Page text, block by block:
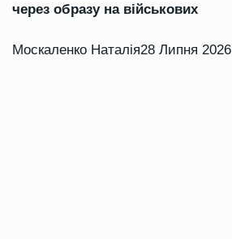
через образу на військових
Москаленко Наталія28 Липня 2026